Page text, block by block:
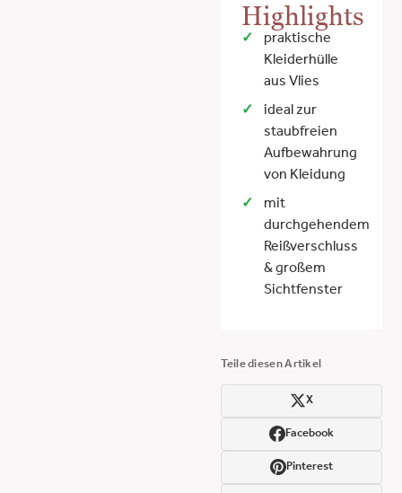
Highlights
praktische
Kleiderhülle
aus Vlies
ideal zur
staubfreien
Aufbewahrung
von Kleidung
mit
durchgehendem
Reißverschluss
& großem
Sichtfenster
Teile diesen Artikel
X
Facebook
Pinterest